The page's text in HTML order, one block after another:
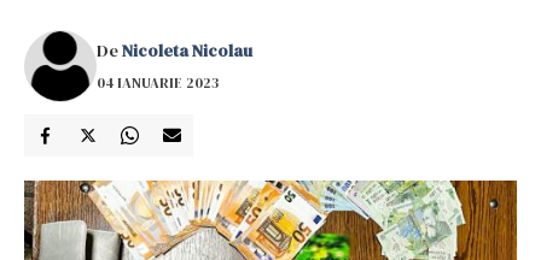
DeNicoleta Nicolau
04 IANUARIE 2023